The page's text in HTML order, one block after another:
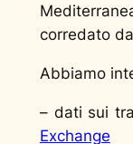
corredato
Abbiamo
– dati sui
Exchange